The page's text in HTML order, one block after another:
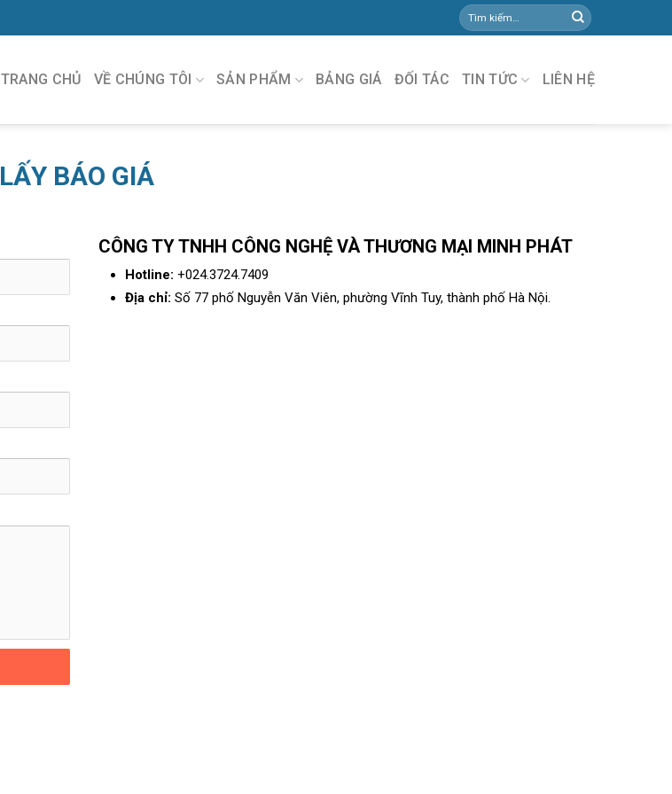
TRANG CHỦ VỀ CHÚNG TÔI SẢN PHẨM BẢNG GIÁ ĐỐI TÁC TIN TỨC LIÊN HỆ
LẤY BÁO GIÁ
CÔNG TY TNHH CÔNG NGHỆ VÀ THƯƠNG MẠI MINH PHÁT
Hotline: +024.3724.7409
Địa chỉ: Số 77 phố Nguyễn Văn Viên, phường Vĩnh Tuy, thành phố Hà Nội.
091.570.1368